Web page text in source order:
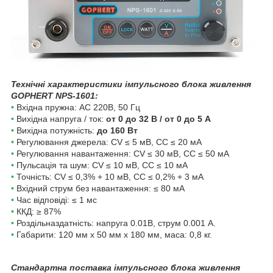
Технічні характеристики імпульсного блока живлення
GOPHERT NPS-1601:
• Вхідна пружна: AC 220B, 50 Гц
• Вихідна напруга / ток: от 0 до 32 В / от 0 до 5 A
• Вихідна потужність: до 160 Вт
• Регулювання джерела: CV ≤ 5 мВ, CC ≤ 20 мА
• Регулювання навантаження: CV ≤ 30 мВ, CC ≤ 50 мА
• Пульсація та шум: CV ≤ 10 мВ, CC ≤ 10 мА
• Точність: CV ≤ 0,3% + 10 мВ, CC ≤ 0,2% + 3 мА
• Вхідний струм без навантаження: ≤ 80 мА
• Час відповіді: ≤ 1 мс
• ККД: ≥ 87%
• Роздільназдатність: напруга 0.01В, струм 0.001 А.
• Габарити: 120 мм х 50 мм х 180 мм, маса: 0,8 кг.
Стандартна поставка імпульсного блока живлення